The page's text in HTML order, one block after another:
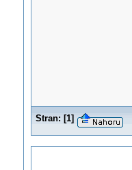
Stran: [1]